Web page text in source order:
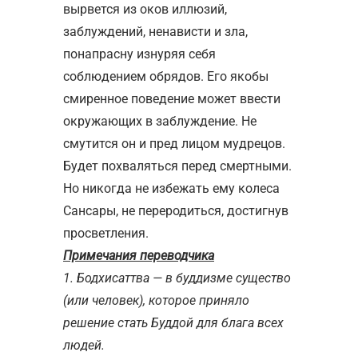
вырвется из оков иллюзий,
заблуждений, ненависти и зла,
понапрасну изнуряя себя
соблюдением обрядов. Его якобы
смиренное поведение может ввести
окружающих в заблуждение. Не
смутится он и пред лицом мудрецов.
Будет похваляться перед смертными.
Но никогда не избежать ему колеса
Сансары, не переродиться, достигнув
просветления.
Примечания переводчика
1. Бодхисаттва — в буддизме существо
(или человек), которое приняло
решение стать Буддой для блага всех
людей.